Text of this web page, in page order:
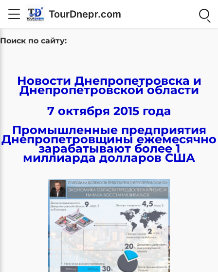
TourDnepr.com
Поиск по сайту:
Новости Днепропетровска и
Днепропетровской области
7 октября 2015 года
Промышленные предприятия
Днепропетровщины ежемесячно
зарабатывают более 1
миллиарда долларов США